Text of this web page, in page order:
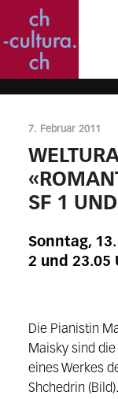
7. Februar 2011
SF 1
Sonntag,
2 und 23.05
Die Pianistin
Maisky sind
eines Werkes
Shchedrin (Bild).